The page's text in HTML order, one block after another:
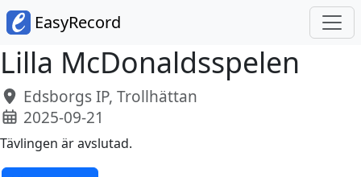
EasyRecord
Lilla McDonaldsspelen
Edsborgs IP, Trollhättan
2025-09-21
Tävlingen är avslutad.